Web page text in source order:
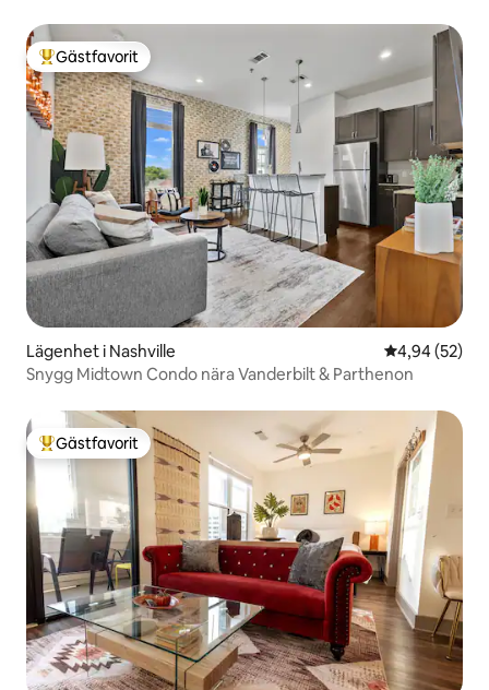
Populär gästfavorit
Gästfavorit
Lägenhet i Nashville 4,94 av 5 i
4,94 (52)
Snygg Midtown Condo nära Vanderbilt & Parthenon
Populär gästfavorit
Gästfavorit